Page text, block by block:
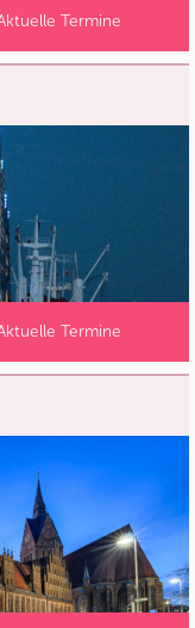
Termine
Termine